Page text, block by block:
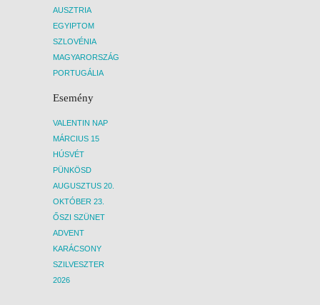
AUSZTRIA
EGYIPTOM
SZLOVÉNIA
MAGYARORSZÁG
PORTUGÁLIA
Esemény
VALENTIN NAP
MÁRCIUS 15
HÚSVÉT
PÜNKÖSD
AUGUSZTUS 20.
OKTÓBER 23.
ŐSZI SZÜNET
ADVENT
KARÁCSONY
SZILVESZTER
2026